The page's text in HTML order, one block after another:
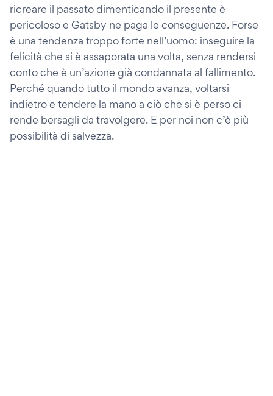
ricreare il passato dimenticando il presente è
pericoloso e Gatsby ne paga le conseguenze. Forse
è una tendenza troppo forte nell’uomo: inseguire la
felicità che si è assaporata una volta, senza rendersi
conto che è un’azione già condannata al fallimento.
Perché quando tutto il mondo avanza, voltarsi
indietro e tendere la mano a ciò che si è perso ci
rende bersagli da travolgere. E per noi non c’è più
possibilità di salvezza.